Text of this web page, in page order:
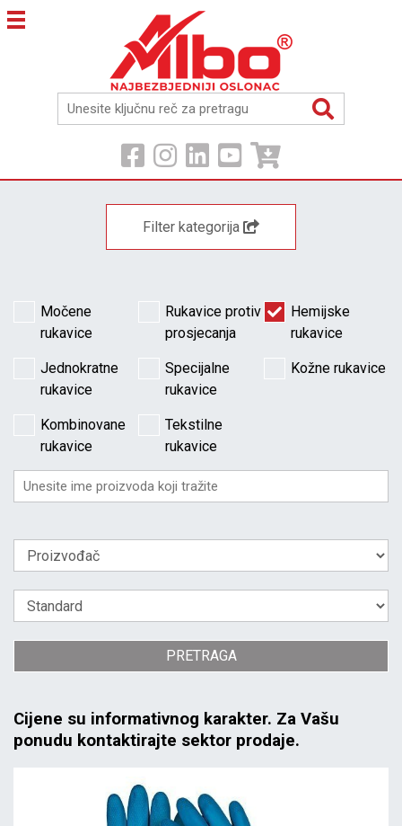
Filter kategorija
Močene
rukavice
Rukavice protiv
prosjecanja
Hemijske
rukavice
Jednokratne
rukavice
Specijalne
rukavice
Kožne rukavice
Kombinovane
rukavice
Tekstilne
rukavice
PRETRAGA
Cijene su informativnog karakter. Za Vašu
ponudu kontaktirajte sektor prodaje.